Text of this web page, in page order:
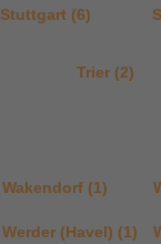
Stuttgart (6)
Trier (2)
Wakendorf (1)
Werder (Havel) (1)